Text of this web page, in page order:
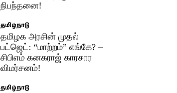
நிபந்தனை!
தமிழ்நாடு
தமிழக அரசின் முதல்
பட்ஜெட்: “மாற்றம்” எங்கே? –
சிபிஎம் கனகராஜ் காரசார
விமர்சனம்!
தமிழ்நாடு